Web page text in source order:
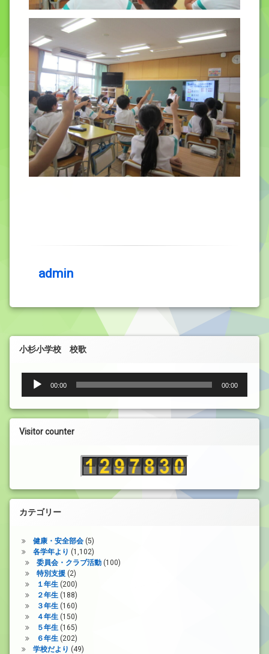
admin
小杉小学校 校歌
プ
レ
ー
ヤ
00:00 00:00
Visitor counter
カテゴリー
健康・安全部会(5)
各学年より (1,102)
委員会・クラブ活動(100)
特別支援(2)
１年生(200)
２年生(188)
３年生(160)
４年生(150)
５年生(165)
６年生(202)
学校だより (49)